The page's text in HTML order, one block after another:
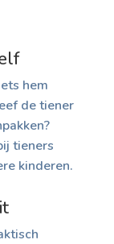
hem
de tiener
tieners
kinderen.